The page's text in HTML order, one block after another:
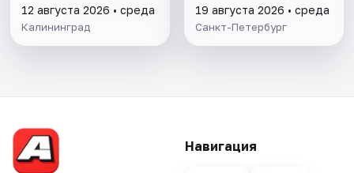
12 августа 2026 • среда
Калининград
19 августа 2026 • среда
Санкт-Петербург
Навигация